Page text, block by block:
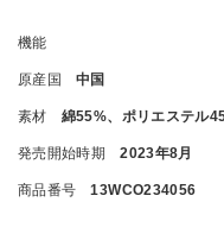
機能
原産国 中国
素材 綿55%、ポリエステル
発売開始時期 2023年8月
商品番号 13WCO234056